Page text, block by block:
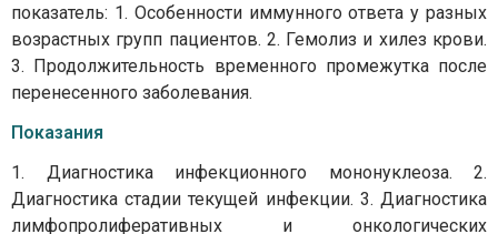
показатель: 1. Особенности иммунного ответа у разных
возрастных групп пациентов. 2. Гемолиз и хилез крови.
3. Продолжительность временного промежутка после
перенесенного заболевания.
Показания
1. Диагностика инфекционного мононуклеоза. 2.
Диагностика стадии текущей инфекции. 3. Диагностика
лимфопролиферативных и онкологических